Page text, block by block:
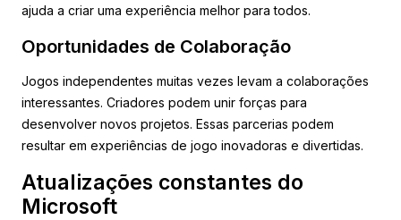
ajuda a criar uma experiência melhor para todos.
Oportunidades de Colaboração
Jogos independentes muitas vezes levam a colaborações
interessantes. Criadores podem unir forças para
desenvolver novos projetos. Essas parcerias podem
resultar em experiências de jogo inovadoras e divertidas.
Atualizações constantes do
Microsoft